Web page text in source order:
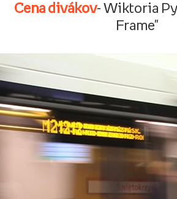
Cena divákov- Wiktoria
Frame"